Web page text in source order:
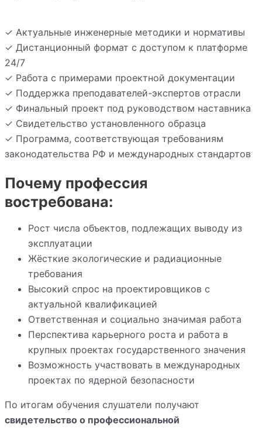
✓ Актуальные инженерные методики и нормативы
✓ Дистанционный формат с доступом к платформе
24/7
✓ Работа с примерами проектной документации
✓ Поддержка преподавателей-экспертов отрасли
✓ Финальный проект под руководством наставника
✓ Свидетельство установленного образца
✓ Программа, соответствующая требованиям
законодательства РФ и международных стандартов
Почему профессия
востребована:
Рост числа объектов, подлежащих выводу из
эксплуатации
Жёсткие экологические и радиационные
требования
Высокий спрос на проектировщиков с
актуальной квалификацией
Ответственная и социально значимая работа
Перспектива карьерного роста и работа в
крупных проектах государственного значения
Возможность участвовать в международных
проектах по ядерной безопасности
По итогам обучения слушатели получают
свидетельство о профессиональной